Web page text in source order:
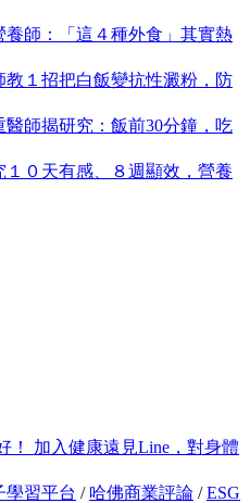
師：「這４種外食」其實熱
１招把白飯變抗性澱粉，防
師揭研究：飯前30分鐘，吃
０天有感、８週顯效，營養
加入健康遠見Line，對身體
學習平台 / 哈佛商業評論 /ESG